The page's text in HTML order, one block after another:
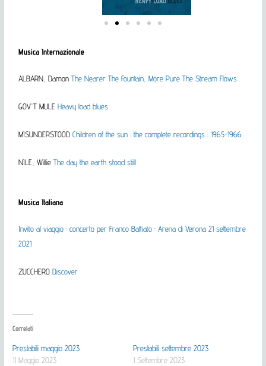
Musica Internazionale
ALBARN, DamonThe Nearer The Fountain, More Pure The Stream Flows
GOV’T MULEHeavy load blues
MISUNDERSTOODChildren of the sun : the complete recordings : 1965-1966
NILE, WillieThe day the earth stood still
Musica Italiana
Invito al viaggio : concerto per Franco Battiato : Arena di Verona 21 settembre
2021
ZUCCHERODiscover
Correlati
Prestabili maggio 2023
11 Maggio 2023
Prestabili settembre 2023
1 Settembre 2023